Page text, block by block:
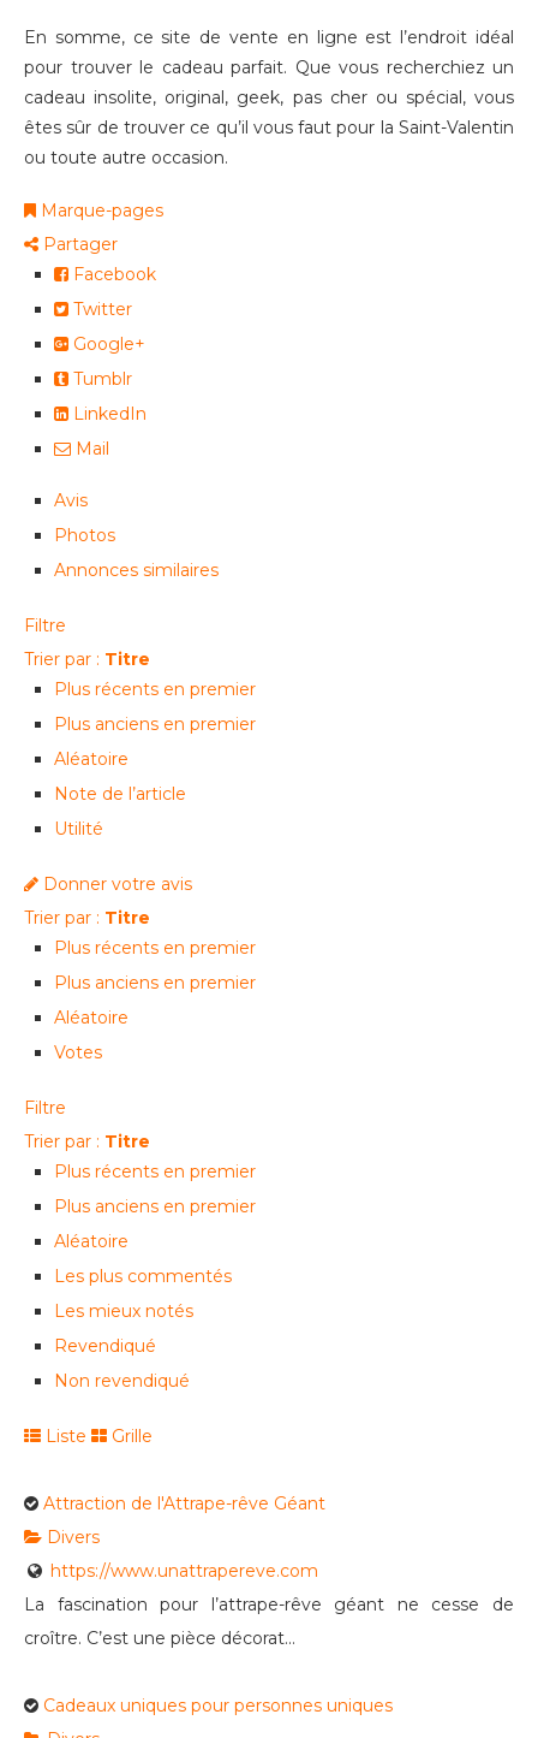
En somme, ce site de vente en ligne est l’endroit idéal
pour trouver le cadeau parfait. Que vous recherchiez un
cadeau insolite, original, geek, pas cher ou spécial, vous
êtes sûr de trouver ce qu’il vous faut pour la Saint-Valentin
ou toute autre occasion.
Marque-pages
Partager
Facebook
Twitter
Google+
Tumblr
LinkedIn
Mail
Avis
Photos
Annonces similaires
Filtre
Trier par : Titre
Plus récents en premier
Plus anciens en premier
Aléatoire
Note de l’article
Utilité
Donner votre avis
Trier par : Titre
Plus récents en premier
Plus anciens en premier
Aléatoire
Votes
Filtre
Trier par : Titre
Plus récents en premier
Plus anciens en premier
Aléatoire
Les plus commentés
Les mieux notés
Revendiqué
Non revendiqué
Liste Grille
Attraction de l'Attrape-rêve Géant
Divers
https://www.unattrapereve.com
La fascination pour l’attrape-rêve géant ne cesse de
croître. C’est une pièce décorat...
Cadeaux uniques pour personnes uniques